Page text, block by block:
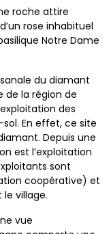
roche attire
rose inhabituel
Notre Dame
du diamant
de la région de
des
En effet, ce site
Depuis une
est l’exploitation
sont
coopérative) et
village.
vue